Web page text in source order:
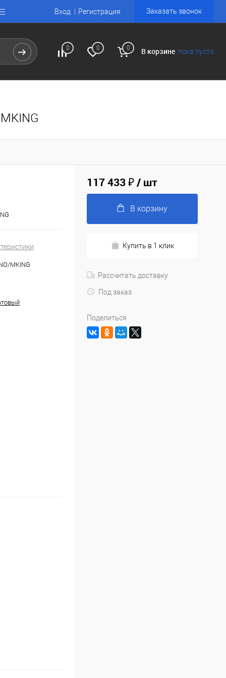
Вход Регистрация Заказать звонок
0 0 0 В корзине пока пусто
MKING
117 433 ₽/ шт
В корзину
Купить в 1 клик
Рассчитать доставку
Под заказ
Поделиться